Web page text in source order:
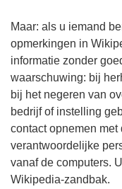
Maar: als u iemand
opmerkingen in
informatie zonder
waarschuwing: bij
bij het negeren van
bedrijf of instelling
contact opnemen
verantwoordelijke
vanaf de computers.
Wikipedia-zandbak.